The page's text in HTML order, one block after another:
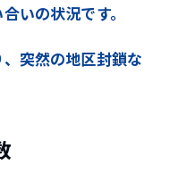
いの状況です。
突然の地区封鎖な